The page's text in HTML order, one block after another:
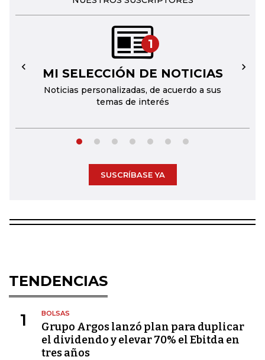
1
MI SELECCIÓN DE NOTICIAS
Noticias personalizadas, de acuerdo a sus
temas de interés
← →
SUSCRÍBASE YA
TENDENCIAS
1 BOLSAS
Grupo Argos lanzó plan para duplicar
el dividendo y elevar 70% el Ebitda en
tres años